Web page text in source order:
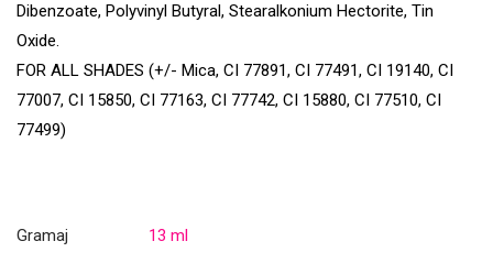
Dibenzoate, Polyvinyl Butyral, Stearalkonium Hectorite, Tin
Oxide.
FOR ALL SHADES (+/- Mica, CI 77891, CI 77491, CI 19140, CI
77007, CI 15850, CI 77163, CI 77742, CI 15880, CI 77510, CI
77499)
Gramaj 13 ml